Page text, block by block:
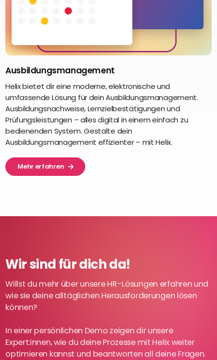
Ausbildungsmanagement
Helix bietet dir eine moderne, elektronische und
umfassende Lösung für dein Ausbildungsmanagement.
Ausbildungsnachweise, Lernzielbestätigungen und
Prüfungsleistungen – alles digital in einem einfach zu
bedienenden System. Gestalte dein
Ausbildungsmanagement effizienter – mit Helix.
Mehr erfahren
Wir sind für dich da!
Willst du mehr über unsere HR-Lösungen erfahren und
wie sie deine alltäglichen Herausforderungen lösen
können?
In einer persönlichen Demo zeigen dir unsere
Expert:innen, wie du deine Prozesse mit Helix weiter
optimieren kannst und beantworten all deine Fragen.